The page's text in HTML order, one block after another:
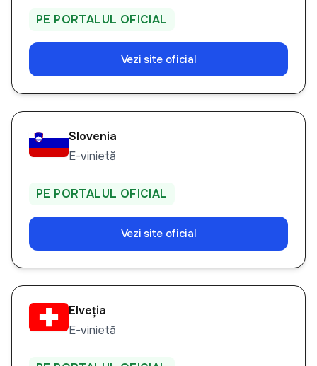
PE PORTALUL OFICIAL
Vezi site oficial
Slovenia
E-vinietă
PE PORTALUL OFICIAL
Vezi site oficial
Elveția
E-vinietă